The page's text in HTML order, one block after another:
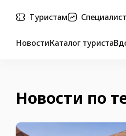
Туристам
НовостиКаталог туриста
Новости по